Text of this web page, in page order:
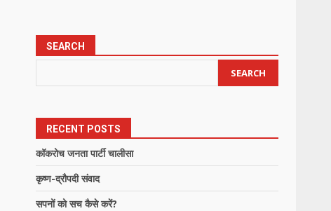
SEARCH
SEARCH
RECENT POSTS
कॉकरोच जनता पार्टी चालीसा
कृष्ण-द्रौपदी संवाद
सपनों को सच कैसे करें?